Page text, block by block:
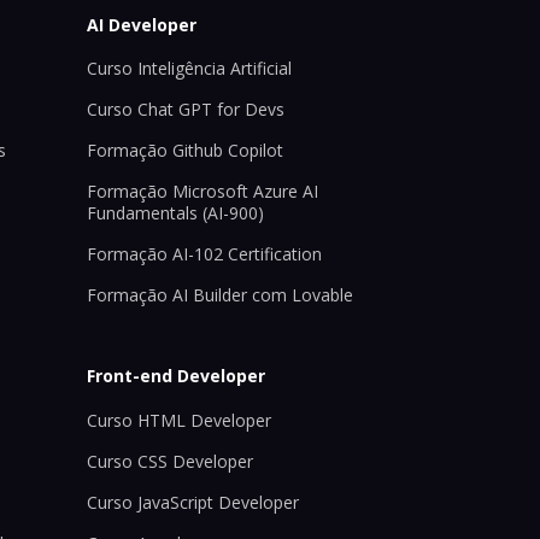
AI Developer
Curso Inteligência Artificial
Curso Chat GPT for Devs
Formação Github Copilot
Formação Microsoft Azure AI
Fundamentals (AI-900)
Formação AI-102 Certification
Formação AI Builder com Lovable
Front-end Developer
Curso HTML Developer
Curso CSS Developer
Curso JavaScript Developer